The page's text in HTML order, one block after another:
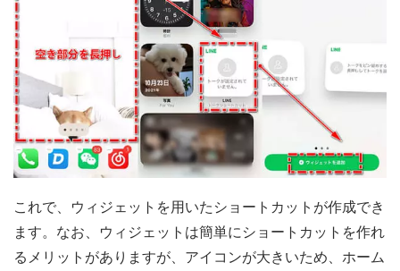
これで、ウィジェットを用いたショートカットが作成でき
ます。なお、ウィジェットは簡単にショートカットを作れ
るメリットがありますが、アイコンが大きいため、ホーム